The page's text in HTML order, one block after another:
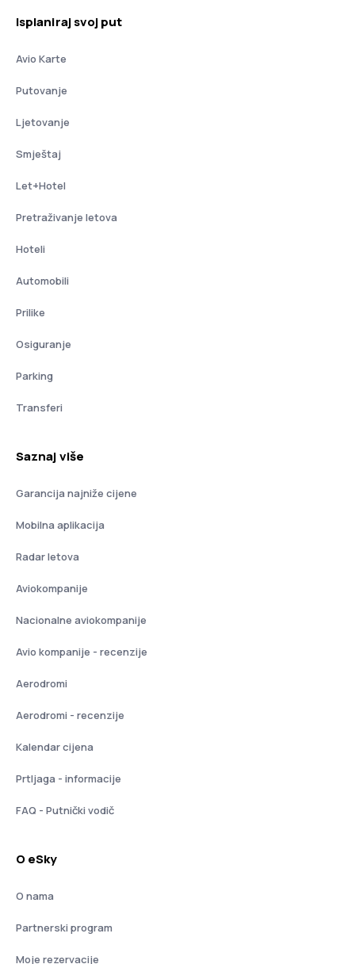
Isplaniraj svoj put
Avio Karte
Putovanje
Ljetovanje
Smještaj
Let+Hotel
Pretraživanje letova
Hoteli
Automobili
Prilike
Osiguranje
Parking
Transferi
Saznaj više
Garancija najniže cijene
Mobilna aplikacija
Radar letova
Aviokompanije
Nacionalne aviokompanije
Avio kompanije - recenzije
Aerodromi
Aerodromi - recenzije
Kalendar cijena
Prtljaga - informacije
FAQ - Putnički vodič
O eSky
O nama
Partnerski program
Moje rezervacije